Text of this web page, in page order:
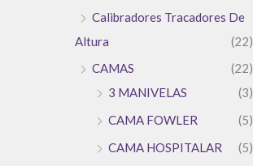
Calibradores Tracadores De
Altura
(22)
CAMAS
(22)
3 MANIVELAS
(3)
CAMA FOWLER
(5)
CAMA HOSPITALAR
(5)